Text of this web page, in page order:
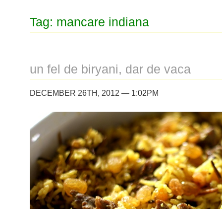
Tag: mancare indiana
un fel de biryani, dar de vaca
DECEMBER 26TH, 2012 — 1:02PM